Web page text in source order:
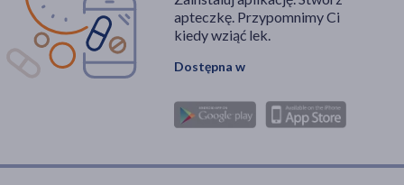
apteczkę. Przypomnimy Ci
kiedy wziąć lek.
Dostępna w